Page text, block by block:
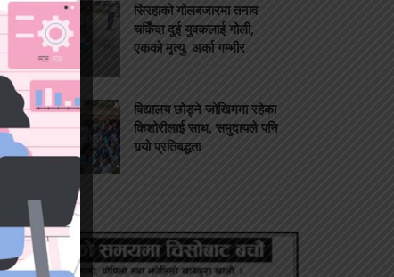
सिरहाको गोलबजारमा तनाव
चर्किँदा दुई युवकलाई गोली,
एकको मृत्यु, अर्का गम्भीर
विद्यालय छोड्ने जोखिममा रहेका
किशोरीलाई साथ, समुदायले पनि
गर्‍यो प्रतिबद्धता